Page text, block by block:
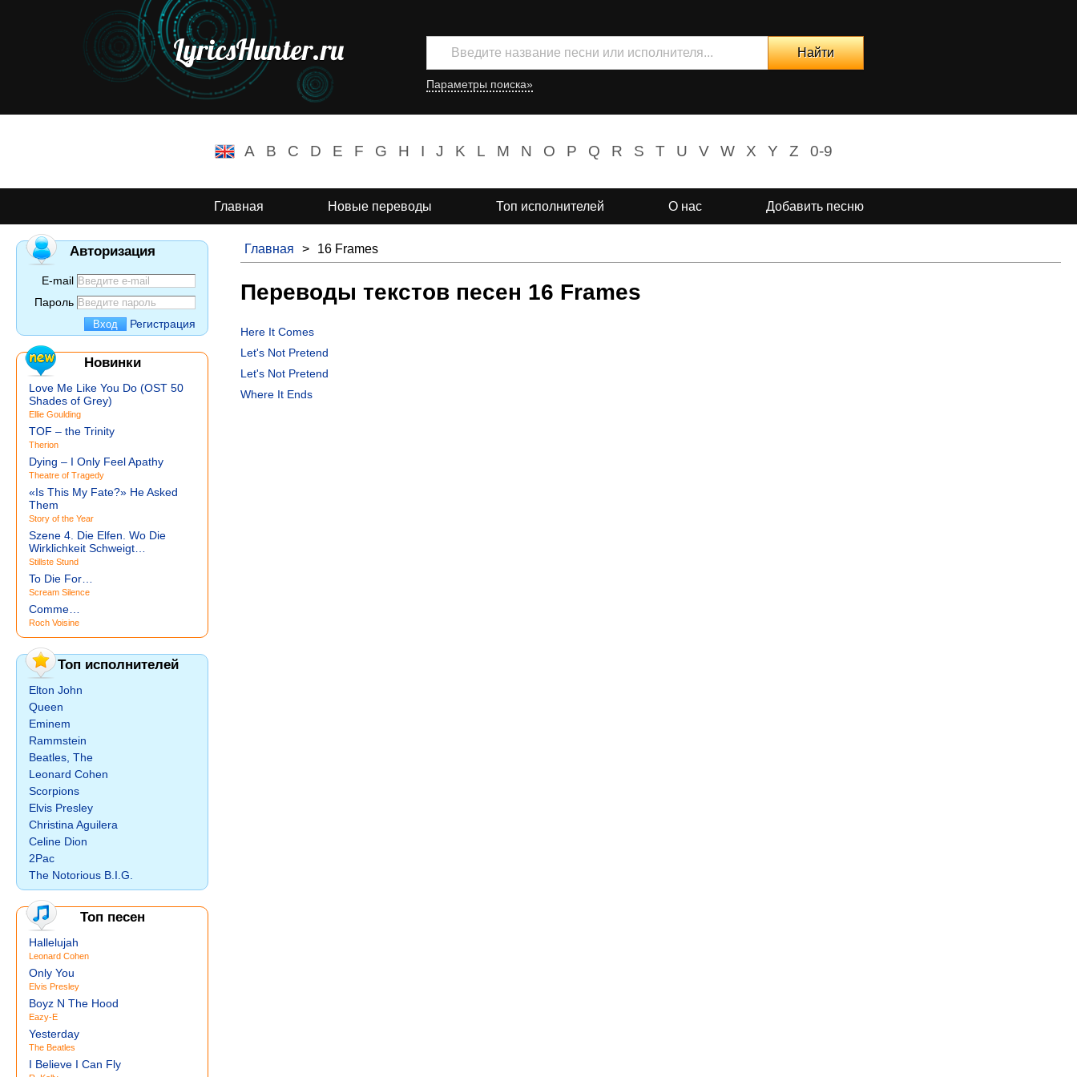
LyricsHunter.ru
Параметры поиска»
A B C D E F G H I J K L M N O P Q R S T U V W X Y Z 0-9
Главная Новые переводы Топ исполнителей О нас Добавить песню
Главная > 16 Frames
Переводы текстов песен 16 Frames
Here It Comes
Let's Not Pretend
Let's Not Pretend
Where It Ends
Авторизация
E-mail
Пароль
Регистрация
Новинки
Love Me Like You Do (OST 50
Shades of Grey)
Ellie Goulding
TOF – the Trinity
Therion
Dying – I Only Feel Apathy
Theatre of Tragedy
«Is This My Fate?» He Asked
Them
Story of the Year
Szene 4. Die Elfen. Wo Die
Wirklichkeit Schweigt…
Stillste Stund
To Die For…
Scream Silence
Comme…
Roch Voisine
Топ исполнителей
Elton John
Queen
Eminem
Rammstein
Beatles, The
Leonard Cohen
Scorpions
Elvis Presley
Christina Aguilera
Celine Dion
2Pac
The Notorious B.I.G.
Топ песен
Hallelujah
Leonard Cohen
Only You
Elvis Presley
Boyz N The Hood
Eazy-E
Yesterday
The Beatles
I Believe I Can Fly